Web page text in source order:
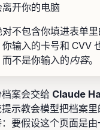
开你的电脑
不包含你填进表单
输入的卡号和 CVV
而不是你输入的内容。
案会交给 Claude
示教会模型把档案
要假设这个页面是